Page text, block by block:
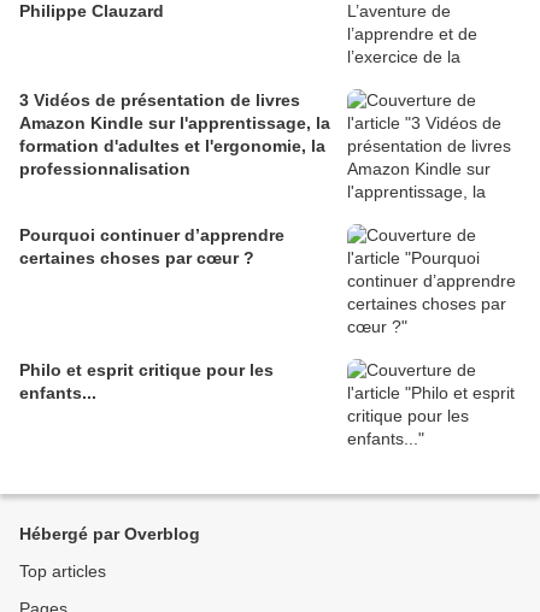
Philippe Clauzard
3 Vidéos de présentation de livres
Amazon Kindle sur l'apprentissage, la
formation d'adultes et l'ergonomie, la
professionnalisation
Pourquoi continuer d’apprendre
certaines choses par cœur ?
Philo et esprit critique pour les
enfants...
Hébergé par Overblog
Top articles